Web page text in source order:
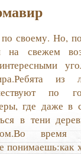
своему. Но,
на свежем
из
по
где даже в
в тени
время
понимаешь:как